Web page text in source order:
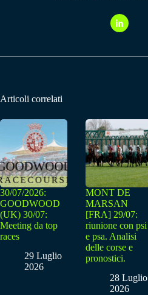
Articoli correlati
30/07/2026:
GOODWOOD
(UK) 30/07:
Meeting da top
races
29 Luglio
2026
MONT DE
MARSAN
[FRA] 29/07:
riunione con psi
e psa. Analisi
delle corse e
pronostici.
28 Luglio
2026